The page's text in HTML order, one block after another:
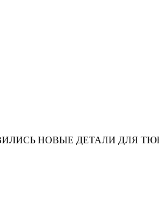
ПОЯВИЛИСЬ НОВЫЕ ДЕТАЛИ ДЛЯ